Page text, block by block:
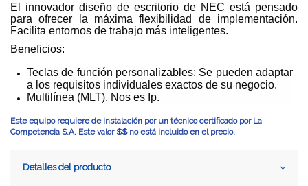
El innovador diseño de escritorio de NEC está pensado
para
ofrecer la máxima flexibilidad de implementación.
Facilita entornos de trabajo más inteligentes.
Beneficios:
Teclas de función personalizables: Se pueden adaptar
a los requisitos individuales exactos de su negocio.
Multilínea (MLT), Nos es Ip.
Este equipo requiere de instalación por un técnico certificado por La
Competencia S.A. Este valor $$ no está incluido en el precio.
Detalles del producto